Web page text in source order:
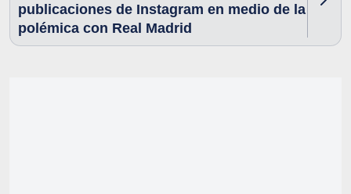
publicaciones de Instagram en medio de la
polémica con Real Madrid